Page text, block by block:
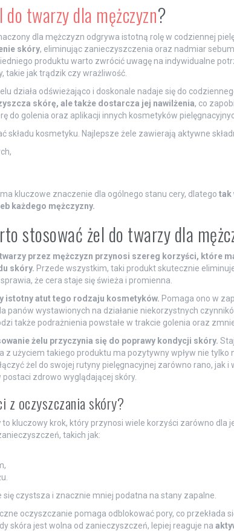
do twarzy dla mężczyzn?
dla mężczyzn odgrywa istotną rolę w codziennej
skóry, eliminując zanieczyszczenia oraz nadmiar
produktu warto zwrócić uwagę na indywidualne
takie jak trądzik czy wrażliwość.
działa odświeżająco i doskonale nadaje się do
skórę, ale także dostarcza jej nawilżenia, co
do golenia oraz aplikacji innych kosmetyków
składu kosmetyku. Najlepsze żele zawierają aktywne
kluczowe znaczenie dla ogólnego stanu cery, dlatego tak
każdego mężczyzny.
stosować żel do twarzy dla
przez mężczyzn przynosi szereg korzyści, które
skóry. Przede wszystkim, taki produkt skutecznie
że cera staje się świeża i promienna.
istotny atut tego rodzaju kosmetyków. Pomaga ono w
panów wystawionych na działanie niekorzystnych
także podrażnienia powstałe w trakcie golenia oraz
żelu przyczynia się do poprawy kondycji skóry.
z użyciem takiego produktu ma pozytywny wpływ nie tylko
żel do swojej rutyny pielęgnacyjnej zarówno rano, jak
postaci zdrowo wyglądającej skóry.
z oczyszczania skóry?
to kluczowy krok, który przynosi wiele korzyści zarówno dla
takich jak:
się czystsza i znacznie mniej podatna na stany zapalne.
oczyszczanie pomaga odblokować pory, co przekłada
skóra jest wolna od zanieczyszczeń, lepiej reaguje na